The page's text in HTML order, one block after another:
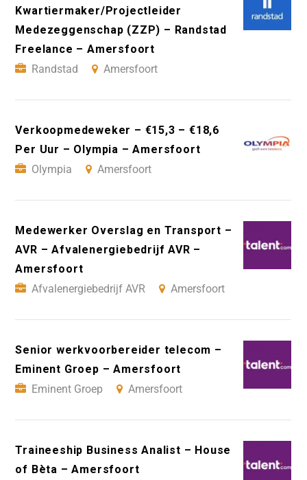
Kwartiermaker/Projectleider
Medezeggenschap (ZZP) – Randstad
Freelance – Amersfoort
Randstad
Amersfoort
Verkoopmedeweker – €15,3 – €18,6
Per Uur – Olympia – Amersfoort
Olympia
Amersfoort
Medewerker Overslag en Transport –
AVR – Afvalenergiebedrijf AVR –
Amersfoort
Afvalenergiebedrijf AVR
Amersfoort
Senior werkvoorbereider telecom –
Eminent Groep – Amersfoort
Eminent Groep
Amersfoort
Traineeship Business Analist – House
of Bèta – Amersfoort